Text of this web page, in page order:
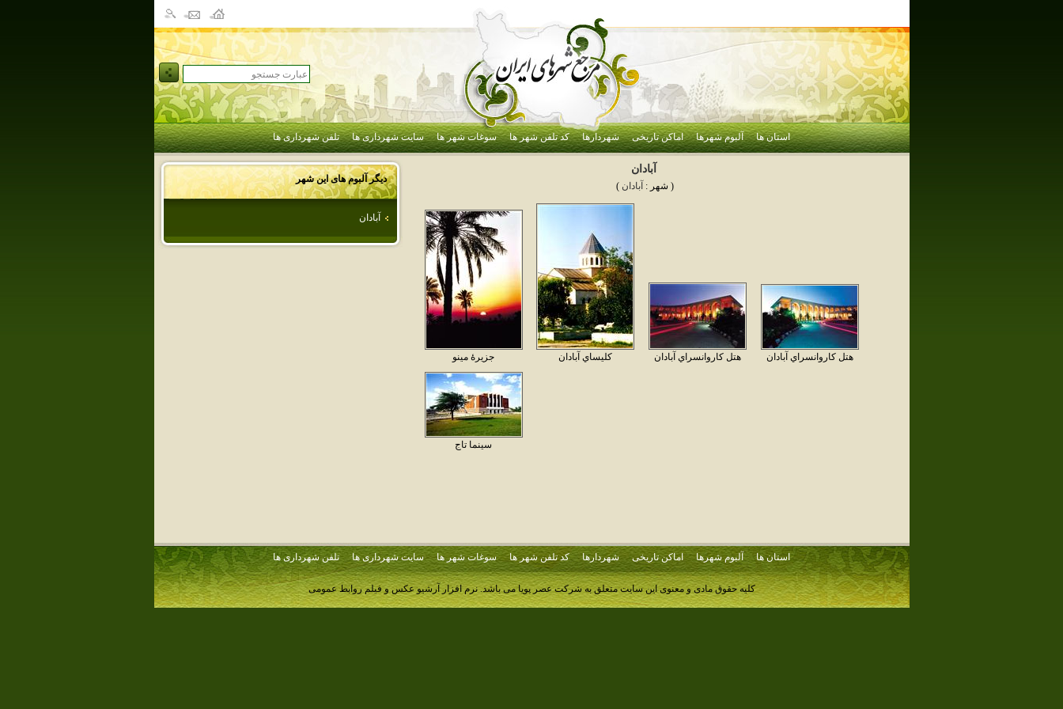
استان ها آلبوم شهرها اماکن تاریخی شهردارها کد تلفن شهر ها سوغات شهر ها سایت شهرداری ها تلفن شهرداری ها
دیگر آلبوم های این شهر
آبادان
آبادان
( شهر : آبادان )
جزيرهٔ مينو كليساي آبادان هتل كاروانسراي آبادان هتل كاروانسراي آبادان
سينما تاج
استان ها آلبوم شهرها اماکن تاریخی شهردارها کد تلفن شهر ها سوغات شهر ها سایت شهرداری ها تلفن شهرداری ها
کلیه حقوق مادی و معنوی این سایت متعلق به شرکت عصر پویا می باشد.نرم افزار آرشیو عکس و فیلم روابط عمومی